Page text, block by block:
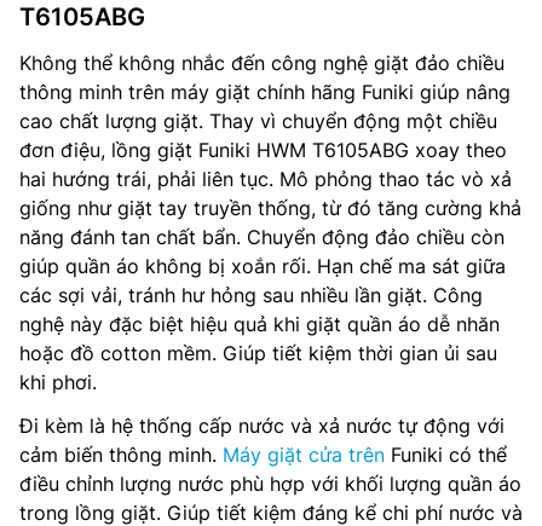
T6105ABG
Không thể không nhắc đến công nghệ giặt đảo chiều
thông minh trên máy giặt chính hãng Funiki giúp nâng
cao chất lượng giặt. Thay vì chuyển động một chiều
đơn điệu, lồng giặt Funiki HWM T6105ABG xoay theo
hai hướng trái, phải liên tục. Mô phỏng thao tác vò xả
giống như giặt tay truyền thống, từ đó tăng cường khả
năng đánh tan chất bẩn. Chuyển động đảo chiều còn
giúp quần áo không bị xoắn rối. Hạn chế ma sát giữa
các sợi vải, tránh hư hỏng sau nhiều lần giặt. Công
nghệ này đặc biệt hiệu quả khi giặt quần áo dễ nhăn
hoặc đồ cotton mềm. Giúp tiết kiệm thời gian ủi sau
khi phơi.
Đi kèm là hệ thống cấp nước và xả nước tự động với
cảm biến thông minh. Máy giặt cửa trên Funiki có thể
điều chỉnh lượng nước phù hợp với khối lượng quần áo
trong lồng giặt. Giúp tiết kiệm đáng kể chi phí nước và